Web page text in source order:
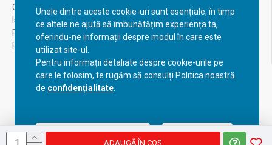
Unele dintre aceste cookie-uri sunt esențiale, în timp
ce altele ne ajută să îmbunătățim experiența ta,
oferindu-ne informații despre modul în care este
utilizat site-ul.
Pentru informații detaliate despre cookie-urile pe
care le folosim, te rugăm să consulți Politica noastră
de confidențialitate
Acceptă setările curente Configurează
ADAUGĂ ÎN COŞ
Contul meu
Istoric comenzi
Recuperare parola
Returnare produs